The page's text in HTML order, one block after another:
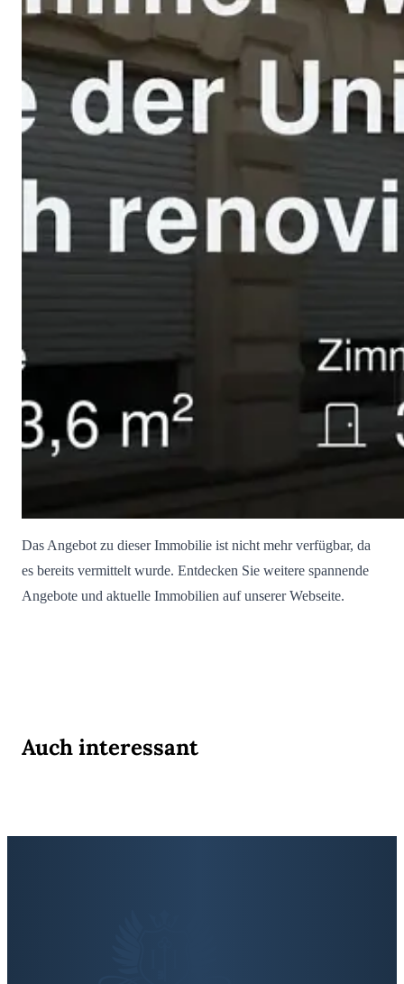
Das Angebot zu dieser Immobilie ist nicht mehr verfügbar, da
es bereits vermittelt wurde. Entdecken Sie weitere spannende
Angebote und aktuelle Immobilien auf unserer Webseite.
Auch interessant